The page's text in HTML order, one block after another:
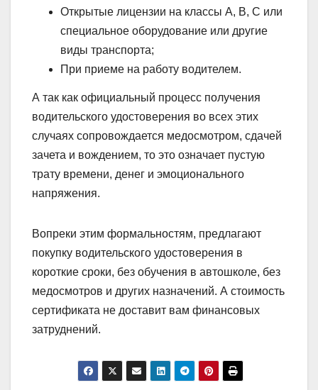
Открытые лицензии на классы A, B, C или
специальное оборудование или другие
виды транспорта;
При приеме на работу водителем.
А так как официальный процесс получения
водительского удостоверения во всех этих
случаях сопровождается медосмотром, сдачей
зачета и вождением, то это означает пустую
трату времени, денег и эмоционального
напряжения.
Вопреки этим формальностям, предлагают
покупку водительского удостоверения в
короткие сроки, без обучения в автошколе, без
медосмотров и других назначений. А стоимость
сертификата не доставит вам финансовых
затруднений.